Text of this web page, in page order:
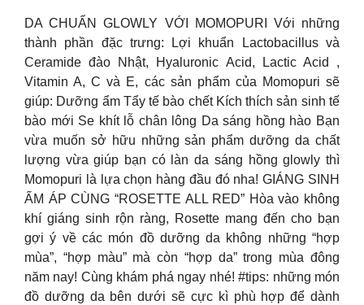
DA CHUẨN GLOWLY VỚI MOMOPURI Với những
thành phần đặc trưng: Lợi khuẩn Lactobacillus và
Ceramide đào Nhật, Hyaluronic Acid, Lactic Acid ,
Vitamin A, C và E, các sản phẩm của Momopuri sẽ
giúp: Dưỡng ẩm Tẩy tế bào chết Kích thích sản sinh tế
bào mới Se khít lỗ chân lông Da sáng hồng hào Bạn
vừa muốn sở hữu những sản phẩm dưỡng da chất
lượng vừa giúp bạn có làn da sáng hồng glowly thì
Momopuri là lựa chọn hàng đầu đó nha! GIÁNG SINH
ẤM ÁP CÙNG “ROSETTE ALL RED” Hòa vào không
khí giáng sinh rộn ràng, Rosette mang đến cho bạn
gợi ý về các món đồ dưỡng da không những “hợp
mùa”, “hợp màu” mà còn “hợp da” trong mùa đông
năm nay! Cùng khám phá ngay nhé! #tips: những món
đồ dưỡng da bên dưới sẽ cực kì phù hợp để dành